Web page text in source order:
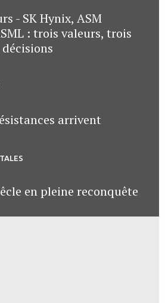
- SK Hynix, ASM
: trois valeurs, trois
arrivent
en pleine reconquête